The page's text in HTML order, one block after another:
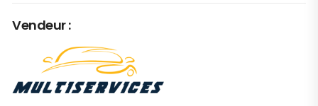
Vendeur :